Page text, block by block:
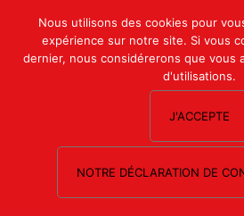
Nous utilisons des cookies pour
expérience sur notre site. Si vous
dernier, nous considérerons que vous
d'utilisations.
J'ACCEPTE
NOTRE DÉCLARATION DE